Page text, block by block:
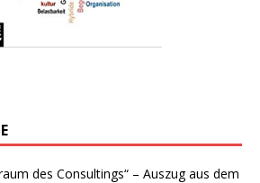
des Consultings“ – Auszug aus dem